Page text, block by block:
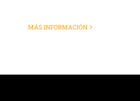
MÁS INFORMACIÓN